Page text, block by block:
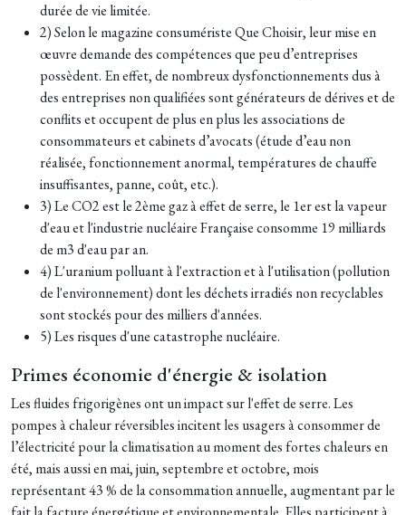
durée de vie limitée.
2) Selon le magazine consumériste Que Choisir, leur mise en
œuvre demande des compétences que peu d’entreprises
possèdent. En effet, de nombreux dysfonctionnements dus à
des entreprises non qualifiées sont générateurs de dérives et de
conflits et occupent de plus en plus les associations de
consommateurs et cabinets d’avocats (étude d’eau non
réalisée, fonctionnement anormal, températures de chauffe
insuffisantes, panne, coût, etc.).
3) Le CO2 est le 2ème gaz à effet de serre, le 1er est la vapeur
d'eau et l'industrie nucléaire Française consomme 19 milliards
de m3 d'eau par an.
4) L'uranium polluant à l'extraction et à l'utilisation (pollution
de l'environnement) dont les déchets irradiés non recyclables
sont stockés pour des milliers d'années.
5) Les risques d'une catastrophe nucléaire.
Primes économie d'énergie & isolation
Les fluides frigorigènes ont un impact sur l'effet de serre. Les
pompes à chaleur réversibles incitent les usagers à consommer de
l’électricité pour la climatisation au moment des fortes chaleurs en
été, mais aussi en mai, juin, septembre et octobre, mois
représentant 43 % de la consommation annuelle, augmentant par le